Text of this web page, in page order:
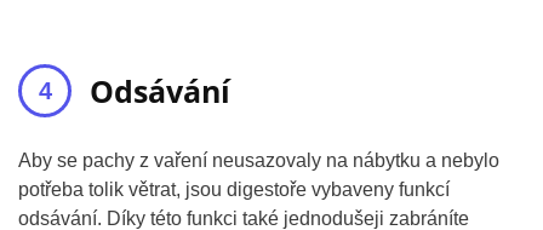
Odsávání
Aby se pachy z vaření neusazovaly na nábytku a nebylo
potřeba tolik větrat, jsou digestoře vybaveny funkcí
odsávání. Díky této funkci také jednodušeji zabráníte